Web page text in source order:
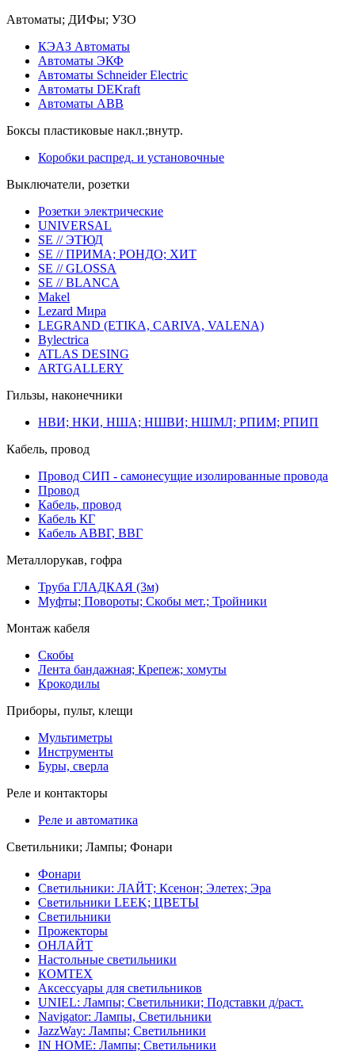
Автоматы; ДИФы; УЗО
КЭАЗ Автоматы
Автоматы ЭКФ
Автоматы Schneider Electric
Автоматы DEKraft
Автоматы ABB
Боксы пластиковые накл.;внутр.
Коробки распред. и установочные
Выключатели, розетки
Розетки электрические
UNIVERSAL
SE // ЭТЮД
SE // ПРИМА; РОНДО; ХИТ
SE // GLOSSA
SE // BLANCA
Makel
Lezard Мира
LEGRAND (ETIKA, CARIVA, VALENA)
Bylectrica
ATLAS DESING
ARTGALLERY
Гильзы, наконечники
НВИ; НКИ, НША; НШВИ; НШМЛ; РПИМ; РПИП
Кабель, провод
Провод СИП - самонесущие изолированные провода
Провод
Кабель, провод
Кабель КГ
Кабель АВВГ, ВВГ
Металлорукав, гофра
Труба ГЛАДКАЯ (3м)
Муфты; Повороты; Скобы мет.; Тройники
Монтаж кабеля
Скобы
Лента бандажная; Крепеж; хомуты
Крокодилы
Приборы, пульт, клещи
Мультиметры
Инструменты
Буры, сверла
Реле и контакторы
Реле и автоматика
Светильники; Лампы; Фонари
Фонари
Светильники: ЛАЙТ; Ксенон; Элетех; Эра
Светильники LEEK; ЦВЕТЫ
Светильники
Прожекторы
ОНЛАЙТ
Настольные светильники
КОМТЕХ
Аксессуары для светильников
UNIEL: Лампы; Светильники; Подставки д/раст.
Navigator: Лампы, Светильники
JazzWay: Лампы; Светильники
IN HOME: Лампы; Светильники